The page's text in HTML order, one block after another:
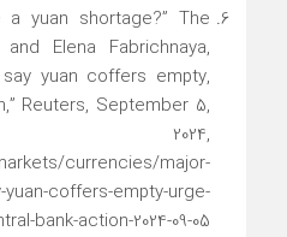
yuan shortage?” The
Elena Fabrichnaya,
yuan coffers empty,
Reuters, September 5,
2024,
currencies/major-
yuan-coffers-empty-urge-
bank-action-2024-09-05/.